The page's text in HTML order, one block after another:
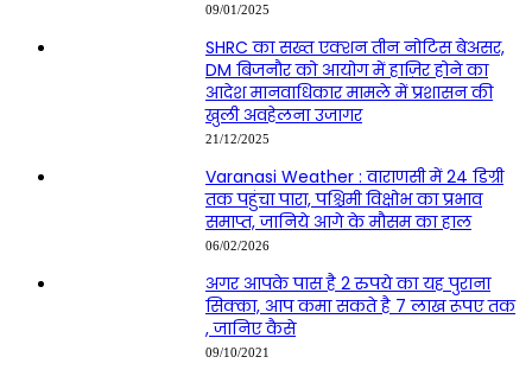
09/01/2025
SHRC का सख्त एक्शन तीन नोटिस बेअसर,
DM बिजनौर को आयोग में हाज़िर होने का
आदेश मानवाधिकार मामले में प्रशासन की
खुली अवहेलना उजागर
21/12/2025
Varanasi Weather : वाराणसी में 24 डिग्री
तक पहुंचा पारा, पश्चिमी विक्षोभ का प्रभाव
समाप्त, जानिये आगे के मौसम का हाल
06/02/2026
अगर आपके पास है 2 रुपये का यह पुराना
सिक्का, आप कमा सकते है 7 लाख रूपए तक
, जानिए कैसे
09/10/2021